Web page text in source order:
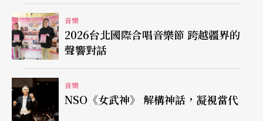
的囉嗦》、《山地之歌》；重奏的樂曲將安排有
《雨打芭蕉》、《平湖秋月》、《楊柳》、《丑
弄》…等精采曲目。本場音樂會還特別邀請到上海
民族樂團笙獨奏家翁鎮發與樂團合演《晉調》、
《蝴蝶戀花》兩首笙協奏曲。
音樂
2026台北國際合唱音樂節 跨越疆界的
聲響對話
音樂
NSO《女武神》 解構神話，凝視當代